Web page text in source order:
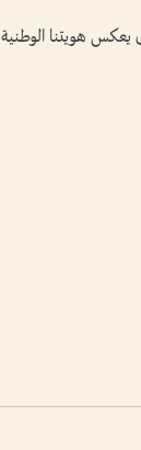
يعكس هويتنا الوطنية